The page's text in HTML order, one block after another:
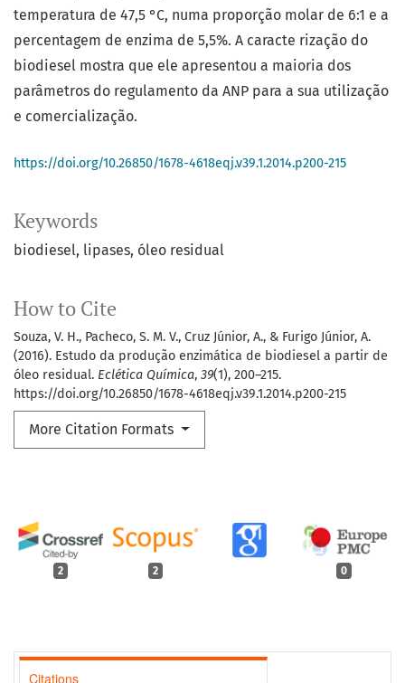
Keywords
biodiesel lipases óleo residual
How to Cite
Souza, V. H., Pacheco, S. M. V., Cruz Júnior, A., & Furigo Júnior, A.
(2016). Estudo da produção enzimática de biodiesel a partir de
óleo residual. Eclética Química, 39(1), 200–215.
https://doi.org/10.26850/1678-4618eqj.v39.1.2014.p200-215
More Citation Formats
2 2 0
Citations
temperatura de 47,5 °C, numa proporção molar de 6:1 e a
percentagem de enzima de 5,5%. A caracte rização do
biodiesel mostra que ele apresentou a maioria dos
parâmetros do regulamento da ANP para a sua utilização
e comercialização.
https://doi.org/10.26850/1678-4618eqj.v39.1.2014.p200-215